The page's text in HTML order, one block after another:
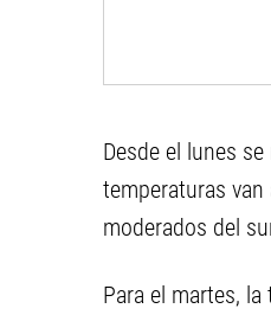
Desde el lunes
temperaturas
moderados del
Para el martes,